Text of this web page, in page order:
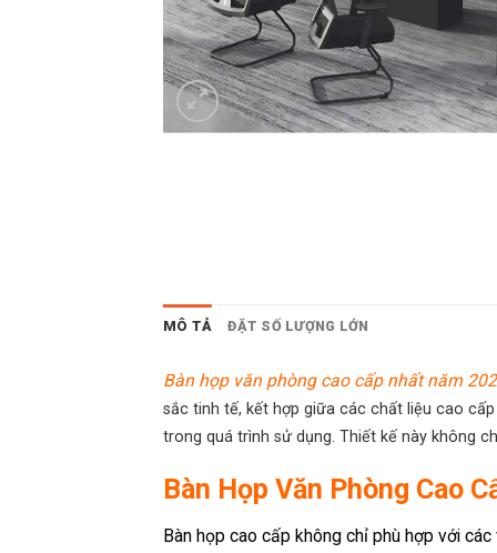
MÔ TẢ ĐẶT SỐ LƯỢNG LỚN
Bàn họp văn phòng cao cấp nhất năm
sắc tinh tế, kết hợp giữa các chất liệu cao
trong quá trình sử dụng. Thiết kế này không
Bàn Họp Văn Phòng Cao
Bàn họp cao cấp không chỉ phù hợp với